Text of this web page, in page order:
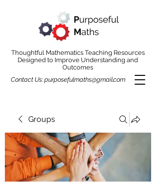
Thoughtful Mathematics Teaching Resources
Designed to Improve Understanding and
Outcomes
Contact Us: purposefulmaths@gmail.com
Groups